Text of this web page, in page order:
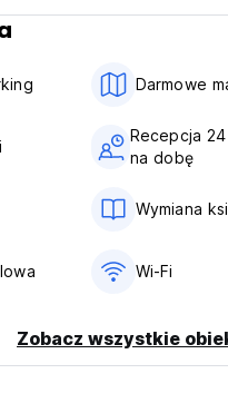
w cenę - 18% (tylko dla
(po wcześniejszej
Darmowe
Recepcja
na dobę
Wymiana
Wi-Fi
Zobacz wszystkie